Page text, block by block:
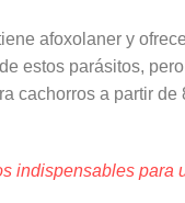
afoxolaner y
estos parásitos,
cachorros a partir de
indispensables para